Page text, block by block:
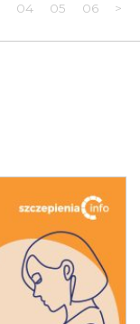
04 05 06 >